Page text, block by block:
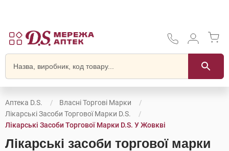
Аптека D.S.
Власні Торгові Марки
Лікарські Засоби Торгової Марки D.S.
Лікарські Засоби Торгової Марки D.S. У Жовкві
Лікарські засоби торгової марки